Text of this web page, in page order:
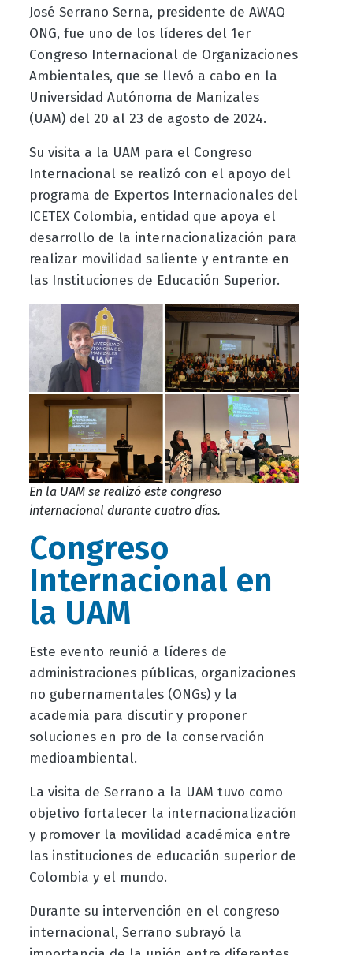
José Serrano Serna, presidente de AWAQ
ONG, fue uno de los líderes del 1er
Congreso Internacional de Organizaciones
Ambientales, que se llevó a cabo en la
Universidad Autónoma de Manizales
(UAM) del 20 al 23 de agosto de 2024.
Su visita a la UAM para el Congreso
Internacional se realizó con el apoyo del
programa de Expertos Internacionales del
ICETEX Colombia, entidad que apoya el
desarrollo de la internacionalización para
realizar movilidad saliente y entrante en
las Instituciones de Educación Superior.
En la UAM se realizó este congreso
internacional durante cuatro días.
Congreso
Internacional en
la UAM
Este evento reunió a líderes de
administraciones públicas, organizaciones
no gubernamentales (ONGs) y la
academia para discutir y proponer
soluciones en pro de la conservación
medioambiental.
La visita de Serrano a la UAM tuvo como
objetivo fortalecer la internacionalización
y promover la movilidad académica entre
las instituciones de educación superior de
Colombia y el mundo.
Durante su intervención en el congreso
internacional, Serrano subrayó la